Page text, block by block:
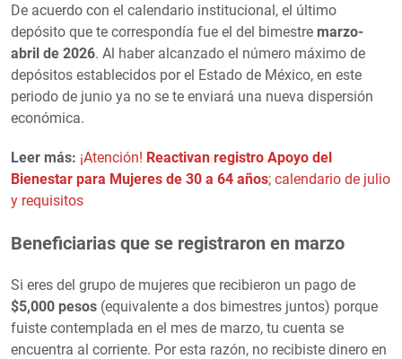
De acuerdo con el calendario institucional, el último
depósito que te correspondía fue el del bimestre marzo-
abril de 2026. Al haber alcanzado el número máximo de
depósitos establecidos por el Estado de México, en este
periodo de junio ya no se te enviará una nueva dispersión
económica.
Leer más: ¡Atención! Reactivan registro Apoyo del
Bienestar para Mujeres de 30 a 64 años; calendario de julio
y requisitos
Beneficiarias que se registraron en marzo
Si eres del grupo de mujeres que recibieron un pago de
$5,000 pesos (equivalente a dos bimestres juntos) porque
fuiste contemplada en el mes de marzo, tu cuenta se
encuentra al corriente. Por esta razón, no recibiste dinero en